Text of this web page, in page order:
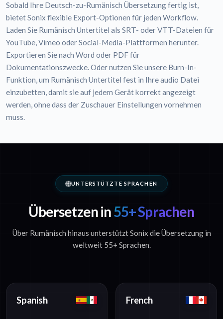
Sobald Ihre Deutsch-zu-Rumänisch Übersetzung fertig ist,
bietet Sonix flexible Export-Optionen für jeden Workflow.
Laden Sie Rumänisch Untertitel als SRT- oder VTT-Dateien für
YouTube, Vimeo oder Social-Media-Plattformen herunter.
Exportieren Sie nach Word oder PDF für
Dokumentationszwecke. Oder nutzen Sie unsere Burn-In-
Funktion, um Rumänisch Untertitel fest in Ihre audio Datei
einzubetten, damit sie auf jedem Gerät korrekt angezeigt
werden, ohne dass der Zuschauer Einstellungen vornehmen
muss.
UNTERSTÜTZTE SPRACHEN
Übersetzen in55+ Sprachen
Über Rumänisch hinaus unterstützt Sonix die Übersetzung in
weltweit 55+ Sprachen.
Spanish French